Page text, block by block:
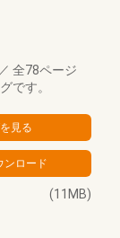
／ 全78ページ
です。
(11MB)